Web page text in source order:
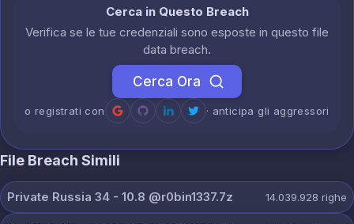
Cerca in Questo Breach
Verifica se le tue credenziali sono esposte in questo file
data breach.
Cerca Ora
o registrati con · anticipa gli aggressori
File Breach Simili
Private Russia 34 - 10.8 @r0bin1337.7z 14.039.928 righe